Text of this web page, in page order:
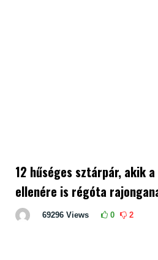
12 hűséges sztárpár, akik
ellenére is régóta
69296 Views 0 2